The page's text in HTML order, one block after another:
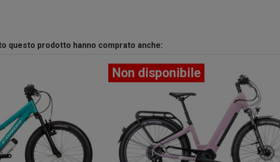
questo prodotto hanno comprato anche:
Non disponibile